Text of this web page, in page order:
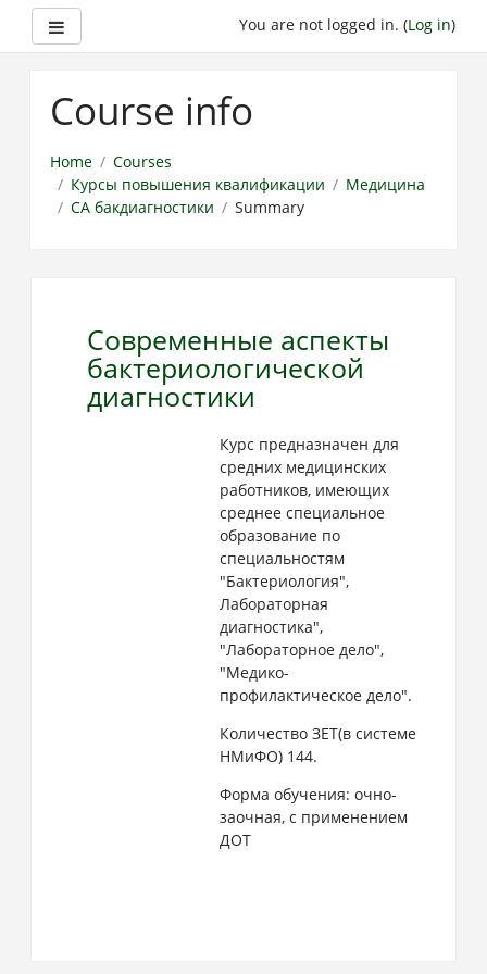
You are not logged in. (Log in)
Course info
Home
Courses
Курсы повышения квалификации
Медицина
СА бакдиагностики
Summary
Современные аспекты
бактериологической
диагностики
Курс предназначен для
средних медицинских
работников, имеющих
среднее специальное
образование по
специальностям
"Бактериология",
Лабораторная
диагностика",
"Лабораторное дело",
"Медико-
профилактическое дело".
Количество ЗЕТ(в системе
НМиФО) 144.
Форма обучения: очно-
заочная, с применением
ДОТ